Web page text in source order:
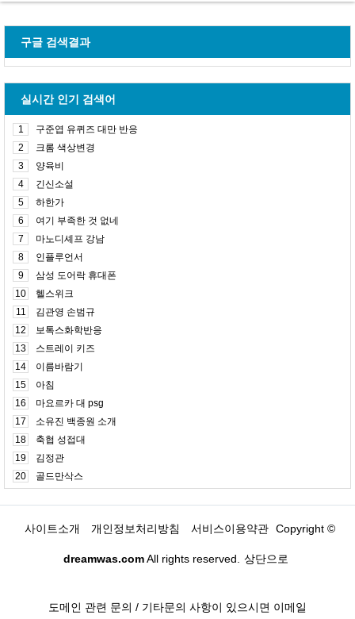
구글 검색결과
실시간 인기 검색어
1
구준엽 유퀴즈 대만 반응
2
크롬 색상변경
3
양육비
4
긴신소설
5
하한가
6
여기 부족한 것 없네
7
마노디셰프 강남
8
인플루언서
9
삼성 도어락 휴대폰
10
헬스위크
11
김관영 손범규
12
보톡스화학반응
13
스트레이 키즈
14
이름바람기
15
아침
16
마요르카 대 psg
17
소유진 백종원 소개
18
축협 성접대
19
김정관
20
골드만삭스
사이트소개 개인정보처리방침 서비스이용약관 Copyright ©
dreamwas.comAll rights reserved. 상단으로
도메인 관련 문의 / 기타문의 사항이 있으시면 이메일